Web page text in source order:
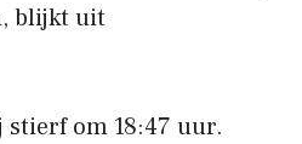
blijkt uit
om 18:47 uur.